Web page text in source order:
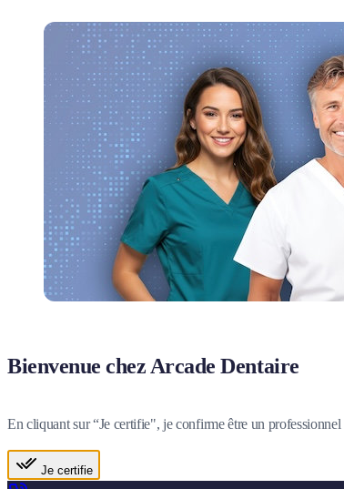
Bienvenue chez Arcade Dentaire
En cliquant sur “Je certifie", je confirme être un
Je certifie